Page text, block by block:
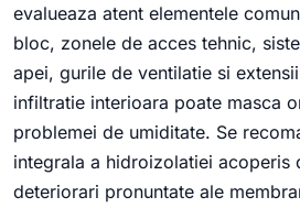
evalueaza atent elementele
bloc, zonele de acces tehnic,
apei, gurile de ventilatie si
infiltratie interioara poate masca
problemei de umiditate. Se
integrala a hidroizolatiei acoperis
deteriorari pronuntate ale